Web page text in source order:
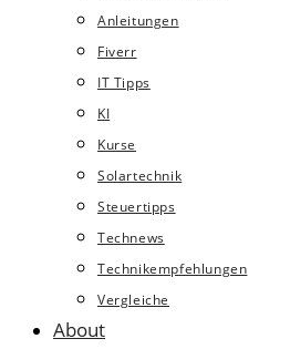
Anleitungen
Fiverr
IT Tipps
KI
Kurse
Solartechnik
Steuertipps
Technews
Technikempfehlungen
Vergleiche
About